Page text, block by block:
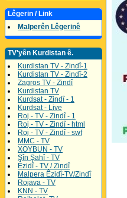
Lêgerin / Link
Malperên Lêgerinê
TV'yên Kurdistan ê.
Kurdistan TV - Zindî-1
Kurdistan TV - Zindî-2
Zagros TV - Zindî
Kurdistan TV
Kurdsat - Zindî - 1
Kurdsat - Live
Roj - TV - Zindî - 1
Roj - TV - Zindî - html
Roj - TV - Zindî - swf
MMC - TV
XOYBUN - TV
Şîn Şahî - TV
Êzidî - TV / Zindî
Malpera Êzidî-TV/Zindî
Rojava - TV
KNN - TV